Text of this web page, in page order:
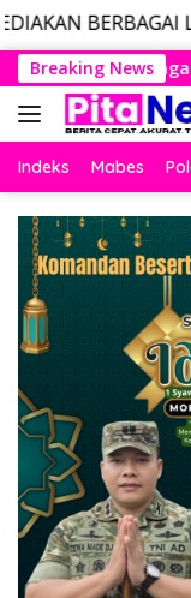
LAYANAN
Langsung
ke
konten
Breaking News
Air Bandung
Indeks Mabes